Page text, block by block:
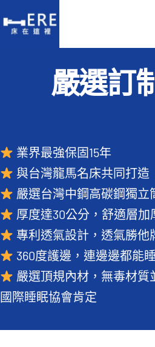
to
認識床在這裡
門市在這裡
名人推薦
好評推薦
品質嚴選
常見QA
嚴選訂
業界最強保固15年
與台灣龍馬名床共同打造
嚴選台灣中鋼高碳鋼獨立
厚度達30公分，舒適層加
專利透氣設計，透氣勝他
360度護邊，連邊邊都能睡
嚴選頂規內材，無毒材質
國際睡眠協會肯定